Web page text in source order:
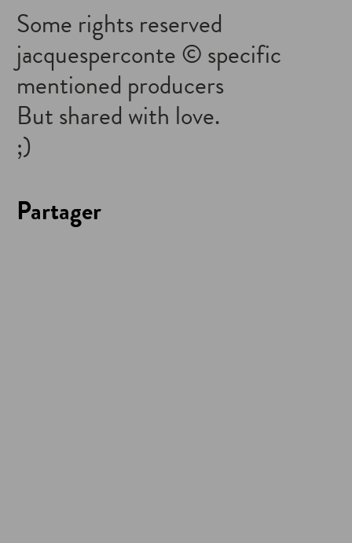
Some rights reserved
jacquesperconte © specific
mentioned producers
But shared with love.
;)
Partager